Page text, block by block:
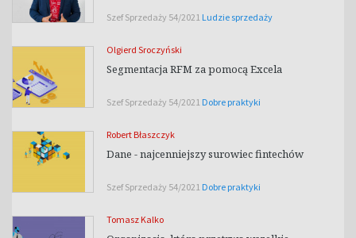
Szef Sprzedaży 54/2021 Ludzie sprzedaży
Olgierd Sroczyński
Segmentacja RFM za pomocą Excela
Szef Sprzedaży 54/2021 Dobre praktyki
Robert Błaszczyk
Dane - najcenniejszy surowiec fintechów
Szef Sprzedaży 54/2021 Dobre praktyki
Tomasz Kalko